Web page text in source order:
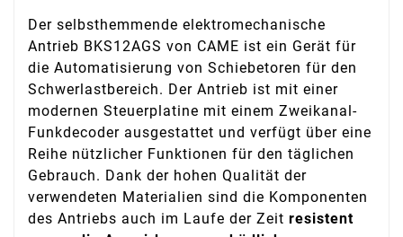
Der selbsthemmende elektromechanische
Antrieb BKS12AGS von CAME ist ein Gerät für
die Automatisierung von Schiebetoren für den
Schwerlastbereich. Der Antrieb ist mit einer
modernen Steuerplatine mit einem Zweikanal-
Funkdecoder ausgestattet und verfügt über eine
Reihe nützlicher Funktionen für den täglichen
Gebrauch. Dank der hohen Qualität der
verwendeten Materialien sind die Komponenten
des Antriebs auch im Laufe der Zeit resistent